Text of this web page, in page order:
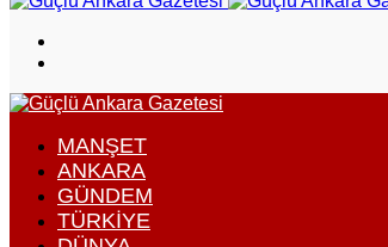
değiştir
MANŞET
ANKARA
GÜNDEM
TÜRKIYE